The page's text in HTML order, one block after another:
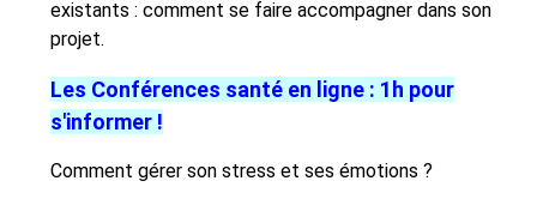
existants : comment se faire accompagner dans son
projet.
Les Conférences santé en ligne : 1h pour
s'informer !
Comment gérer son stress et ses émotions ?